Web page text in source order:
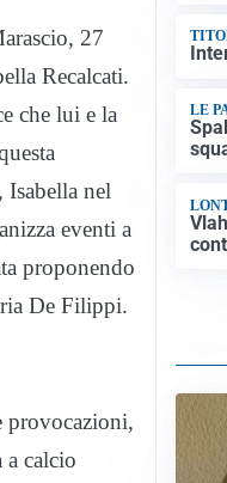
27
Recalcati.
che lui e la
Isabella nel
eventi a
proponendo
De Filippi.
provocazioni,
calcio
LE